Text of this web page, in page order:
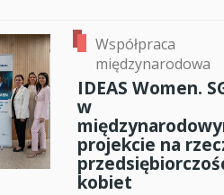
Współpraca
międzynarodowa
IDEAS Women.
w
projekcie na
kobiet